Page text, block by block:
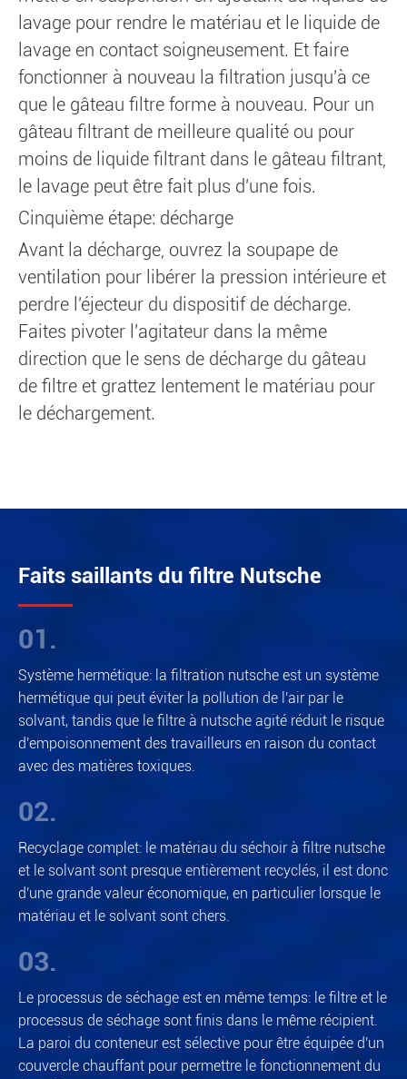
lavage pour rendre le matériau et le liquide de
lavage en contact soigneusement. Et faire
fonctionner à nouveau la filtration jusqu'à ce
que le gâteau filtre forme à nouveau. Pour un
gâteau filtrant de meilleure qualité ou pour
moins de liquide filtrant dans le gâteau filtrant,
le lavage peut être fait plus d'une fois.
Cinquième étape: décharge
Avant la décharge, ouvrez la soupape de
ventilation pour libérer la pression intérieure et
perdre l'éjecteur du dispositif de décharge.
Faites pivoter l'agitateur dans la même
direction que le sens de décharge du gâteau
de filtre et grattez lentement le matériau pour
le déchargement.
Faits saillants du filtre Nutsche
01.
Système hermétique: la filtration nutsche est un système
hermétique qui peut éviter la pollution de l'air par le
solvant, tandis que le filtre à nutsche agité réduit le risque
d'empoisonnement des travailleurs en raison du contact
avec des matières toxiques.
02.
Recyclage complet: le matériau du séchoir à filtre nutsche
et le solvant sont presque entièrement recyclés, il est donc
d'une grande valeur économique, en particulier lorsque le
matériau et le solvant sont chers.
03.
Le processus de séchage est en même temps: le filtre et le
processus de séchage sont finis dans le même récipient.
La paroi du conteneur est sélective pour être équipée d'un
couvercle chauffant pour permettre le fonctionnement du